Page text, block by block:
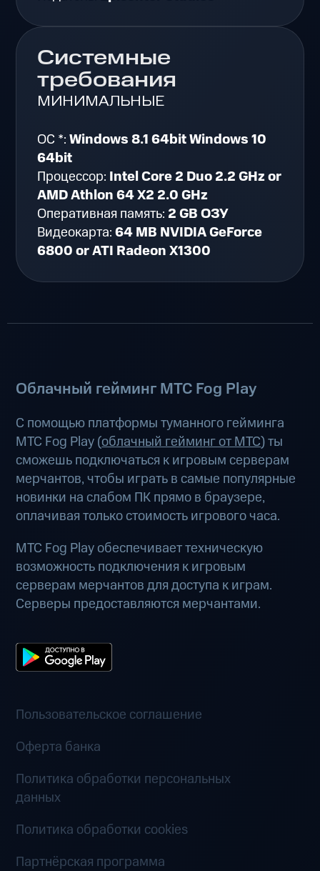
Системные
требования
МИНИМАЛЬНЫЕ
ОС *:Windows 8.1 64bit Windows 10
64bit
Процессор: Intel Core 2 Duo 2.2 GHz or
AMD Athlon 64 X2 2.0 GHz
Оперативная память: 2 GB ОЗУ
Видеокарта:64 MB NVIDIA GeForce
6800 or ATI Radeon X1300
Облачный гейминг МТС Fog Play
С помощью платформы туманного гейминга
МТС Fog Play (облачный гейминг от МТС) ты
сможешь подключаться к игровым серверам
мерчантов, чтобы играть в самые популярные
новинки на слабом ПК прямо в браузере,
оплачивая только стоимость игрового часа.
МТС Fog Play обеспечивает техническую
возможность подключения к игровым
серверам мерчантов для доступа к играм.
Серверы предоставляются мерчантами.
Пользовательское соглашение
Оферта банка
Политика обработки персональных
данных
Политика обработки cookies
Партнёрская программа